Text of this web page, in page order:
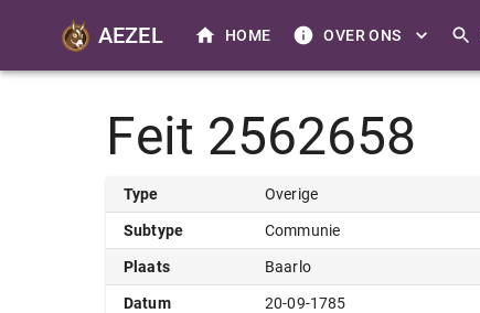
AEZEL HOME OVER ONS
Feit 2562658
Type Overige
Subtype Communie
Plaats Baarlo
Datum 20-09-1785